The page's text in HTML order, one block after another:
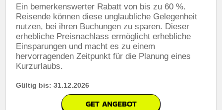
Ein bemerkenswerter Rabatt von bis zu 60 %.
Reisende können diese unglaubliche Gelegenheit
nutzen, bei ihren Buchungen zu sparen. Dieser
erhebliche Preisnachlass ermöglicht erhebliche
Einsparungen und macht es zu einem
hervorragenden Zeitpunkt für die Planung eines
Kurzurlaubs.
Gültig bis: 31.12.2026
GET ANGEBOT